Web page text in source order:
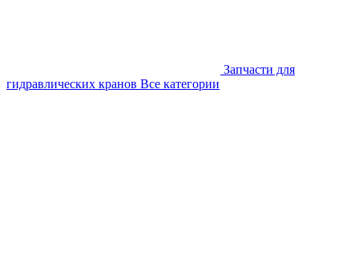
Запчасти для
гидравлических кранов Все категории